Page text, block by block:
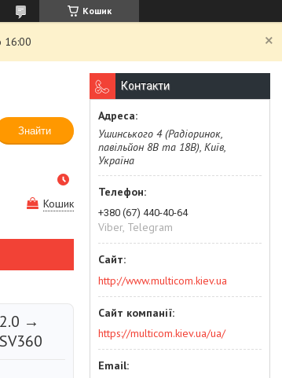
Кошик
16:00
Знайти
Кошик
→
Контакти
Ушинського 4 (Радіоринок,
павільйон 8В та 18В), Київ,
Україна
+380 (67) 440-40-64
Viber, Telegram
http://www.multicom.kiev.ua
https://multicom.kiev.ua/ua/